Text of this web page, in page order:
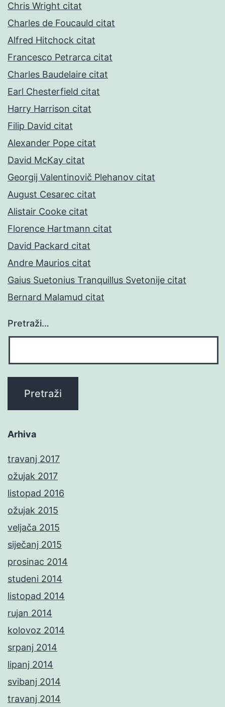
Chris Wright citat
Charles de Foucauld citat
Alfred Hitchock citat
Francesco Petrarca citat
Charles Baudelaire citat
Earl Chesterfield citat
Harry Harrison citat
Filip David citat
Alexander Pope citat
David McKay citat
Georgij Valentinovič Plehanov citat
August Cesarec citat
Alistair Cooke citat
Florence Hartmann citat
David Packard citat
Andre Maurios citat
Gaius Suetonius Tranquillus Svetonije citat
Bernard Malamud citat
Pretraži…
Arhiva
travanj 2017
ožujak 2017
listopad 2016
ožujak 2015
veljača 2015
siječanj 2015
prosinac 2014
studeni 2014
listopad 2014
rujan 2014
kolovoz 2014
srpanj 2014
lipanj 2014
svibanj 2014
travanj 2014